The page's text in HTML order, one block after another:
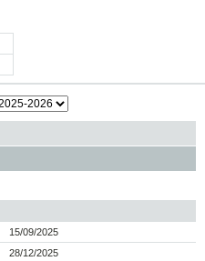
15/09/2025
28/12/2025